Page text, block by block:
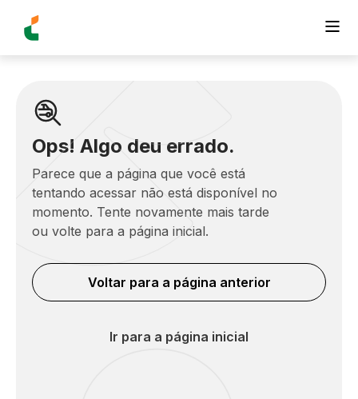
Ops! Algo deu errado.
Parece que a página que você está
tentando acessar não está disponível no
momento. Tente novamente mais tarde
ou volte para a página inicial.
Voltar para a página anterior
Ir para a página inicial